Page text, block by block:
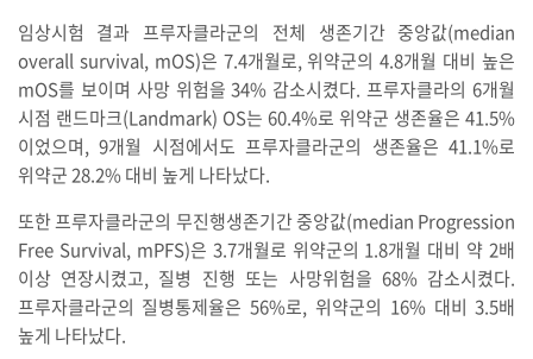
임상시험 결과 프루자클라군의 전체 생존기간 중앙값(median
overall survival, mOS)은 7.4개월로, 위약군의 4.8개월 대비 높은
mOS를 보이며 사망 위험을 34% 감소시켰다. 프루자클라의 6개월
시점 랜드마크(Landmark) OS는 60.4%로 위약군 생존율은 41.5%
이었으며, 9개월 시점에서도 프루자클라군의 생존율은 41.1%로
위약군 28.2% 대비 높게 나타났다.
또한 프루자클라군의 무진행생존기간 중앙값(median Progression
Free Survival, mPFS)은 3.7개월로 위약군의 1.8개월 대비 약 2배
이상 연장시켰고, 질병 진행 또는 사망위험을 68% 감소시켰다.
프루자클라군의 질병통제율은 56%로, 위약군의 16% 대비 3.5배
높게 나타났다.